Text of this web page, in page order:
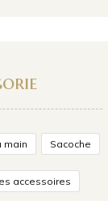
main Sacoche
accessoires